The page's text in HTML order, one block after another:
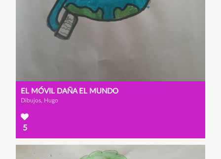
EL MÓVIL DAÑA EL MUNDO
Dibujos, Hugo
5